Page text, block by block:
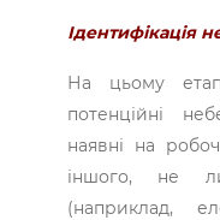
Ідентифікація
На цьому
потенційні
наявні на
іншого, не
(наприклад,